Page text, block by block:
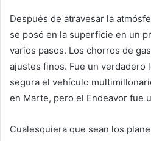
Después de atravesar la
se posó en la superficie en un
varios pasos. Los chorros de
ajustes finos. Fue un verdadero
segura el vehículo
en Marte, pero el Endeavor fue
Cualesquiera que sean los